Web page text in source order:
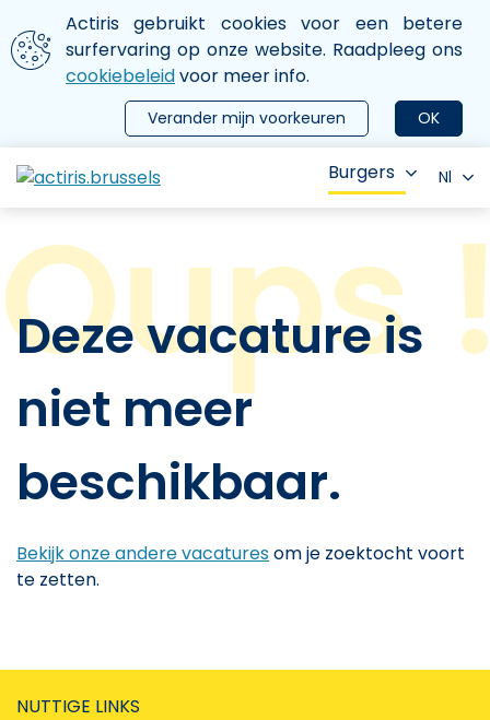
Aller au contenu principal
We gebruiken cookies
Actiris gebruikt cookies voor een betere
surfervaring op onze website. Raadpleeg ons
cookiebeleidvoor meer info.
OK
Verander mijn voorkeuren
le menu
Burgers Nl
Deze vacature is
niet meer
beschikbaar.
Bekijk onze andere vacaturesom je zoektocht voort
te zetten.
NUTTIGE LINKS